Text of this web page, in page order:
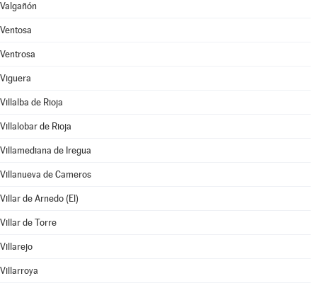
Valgañón
Ventosa
Ventrosa
Viguera
Villalba de Rioja
Villalobar de Rioja
Villamediana de Iregua
Villanueva de Cameros
Villar de Arnedo (El)
Villar de Torre
Villarejo
Villarroya